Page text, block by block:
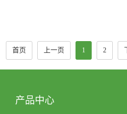
首页 上一页 1 2
产品中心